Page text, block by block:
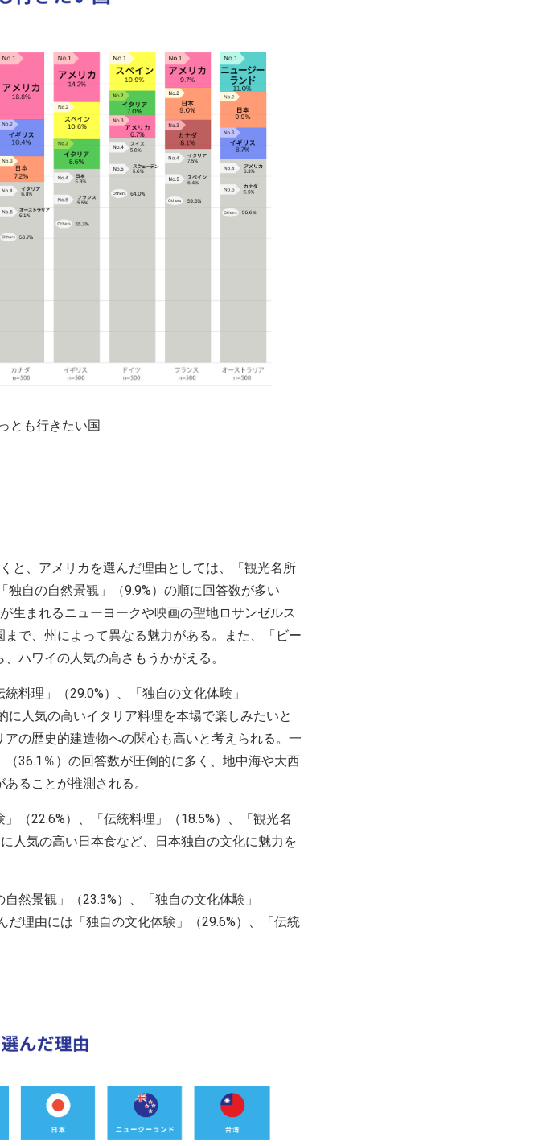
とも行きたい国
と、アメリカを選んだ理由としては、「観光名所
独自の自然景観」（9.9%）の順に回答数が多い
生まれるニューヨークや映画の聖地ロサンゼルス
で、州によって異なる魅力がある。また、「ビー
ハワイの人気の高さもうかがえる。
料理」（29.0%）、「独自の文化体験」
に人気の高いイタリア料理を本場で楽しみたいと
の歴史的建造物への関心も高いと考えられる。一
36.1％）の回答数が圧倒的に多く、地中海や大西
ることが推測される。
（22.6%）、「伝統料理」（18.5%）、「観光名
人気の高い日本食など、日本独自の文化に魅力を
然景観」（23.3%）、「独自の文化体験」
だ理由には「独自の文化体験」（29.6%）、「伝統